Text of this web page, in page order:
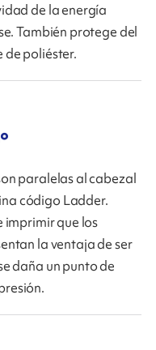
de la energía
También protege del
de poliéster.
paralelas al cabezal
código Ladder.
imprimir que los
la ventaja de ser
daña un punto de